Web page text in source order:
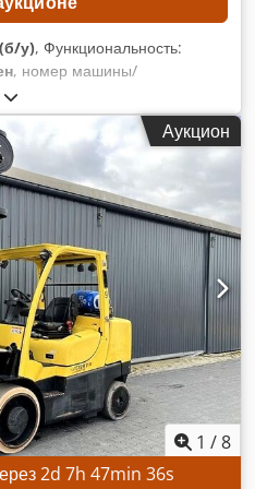
у), Функциональность:
, номер машины/
0016-6883KF
h, грузоподъемность:7 000
, тип топлива:
, тип мачты:
3 600 мм
, Минимальная
продажа по
ХАРАКТЕРИСТИКИ
7000 кг Высота
МАШИНЫ Тип
(5000–10000 кг) Тип привода:
мм КОМПЛЕКТАЦИЯ
вил Отопитель
SL13276SP
Аукцион
1 /8
2d 7h 47min 33s